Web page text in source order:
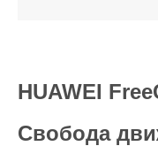
HUAWEI
Свобода